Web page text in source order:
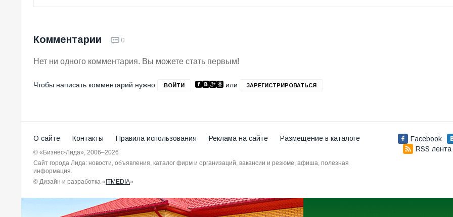
Комментарии 0
Нет ни одного комментария. Вы можете стать первым!
Чтобы написать комментарий нужно ВОЙТИ или ЗАРЕГИСТРИРОВАТЬСЯ
О сайте Контакты Правила использования Реклама на сайте Размещение в каталоге
© «Бизнес-Лида», 2006–2026
Сайт города Лида: новости, объявления, каталог фирм и организаций, вакансии и резюме, афиша, полезная
информация.
© Дизайн и разработка « ITMEDIA»
Facebook
RSS лента